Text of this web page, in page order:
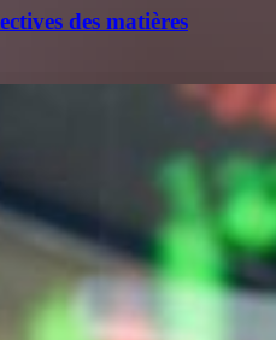
des matières